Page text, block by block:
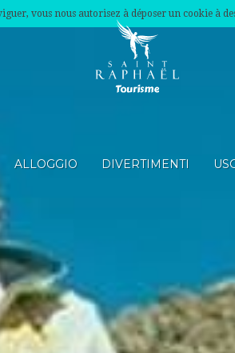
vous nous autorisez à déposer un cookie à
ALLOGGIO DIVERTIMENTI